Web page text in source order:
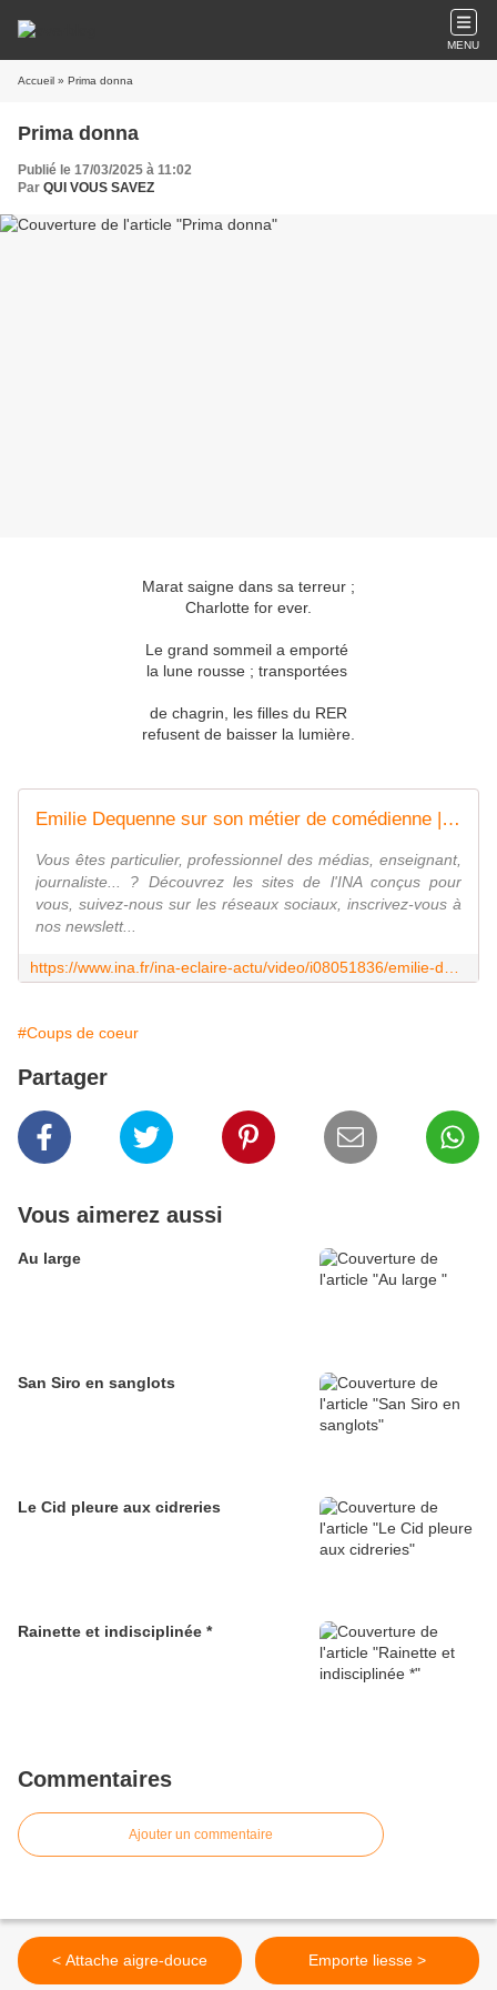
MENU
Accueil » Prima donna
Prima donna
Publié le 17/03/2025 à 11:02
Par QUI VOUS SAVEZ
Marat saigne dans sa terreur ;
Charlotte for ever.
Le grand sommeil a emporté
la lune rousse ; transportées
de chagrin, les filles du RER
refusent de baisser la lumière.
Emilie Dequenne sur son métier de comédienne | INA
Vous êtes particulier, professionnel des médias, enseignant,
journaliste... ? Découvrez les sites de l'INA conçus pour
vous, suivez-nous sur les réseaux sociaux, inscrivez-vous à
nos newslett...
#Coups de coeur
Partager
Vous aimerez aussi
Au large
San Siro en sanglots
Le Cid pleure aux cidreries
Rainette et indisciplinée *
Commentaires
Ajouter un commentaire
< Attache aigre-douce Emporte liesse >